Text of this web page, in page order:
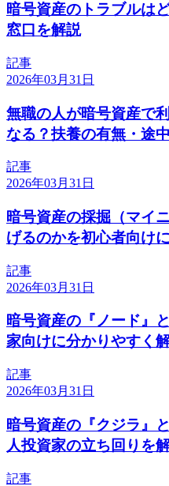
暗号資産のトラブルは
窓口を解説
記事
2026年03月31日
無職の人が暗号資産で
なる？扶養の有無・途
記事
2026年03月31日
暗号資産の採掘（マイ
げるのかを初心者向け
記事
2026年03月31日
暗号資産の『ノード』
家向けに分かりやすく
記事
2026年03月31日
暗号資産の『クジラ』
人投資家の立ち回りを
記事